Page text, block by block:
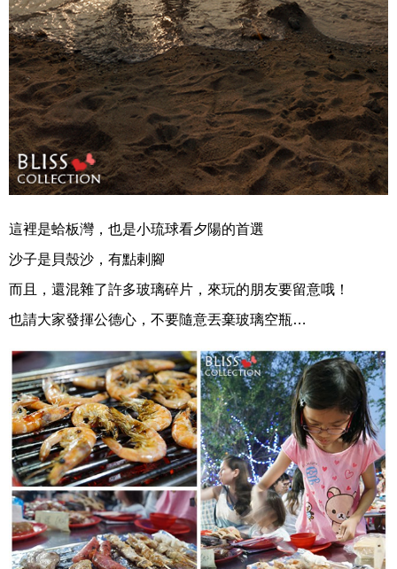
這裡是蛤板灣，也是小琉球看夕陽的首選
沙子是貝殼沙，有點剌腳
而且，還混雜了許多玻璃碎片，來玩的朋友要留意哦！
也請大家發揮公德心，不要隨意丟棄玻璃空瓶…